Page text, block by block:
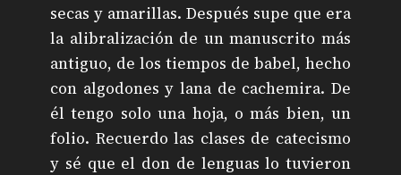
secas y amarillas. Después supe que era
la alibralización de un manuscrito más
antiguo, de los tiempos de babel, hecho
con algodones y lana de cachemira. De
él tengo solo una hoja, o más bien, un
folio. Recuerdo las clases de catecismo
y sé que el don de lenguas lo tuvieron